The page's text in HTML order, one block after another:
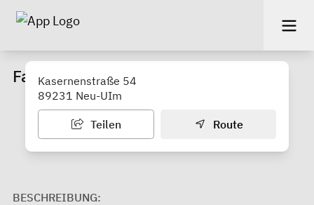
Familienzentrum Neu-Ulm
Kasernenstraße 54
89231 Neu-UIm
Teilen Route
BESCHREIBUNG: